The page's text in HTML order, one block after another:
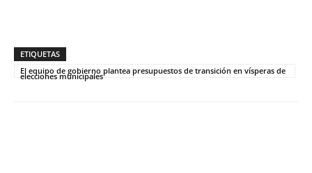
ETIQUETAS
El equipo de gobierno plantea presupuestos de transición en vísperas de
elecciones municipales